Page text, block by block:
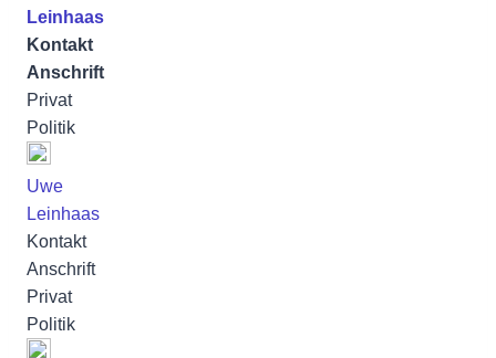
Leinhaas
Kontakt
Anschrift
Privat
Politik
Uwe
Leinhaas
Kontakt
Anschrift
Privat
Politik